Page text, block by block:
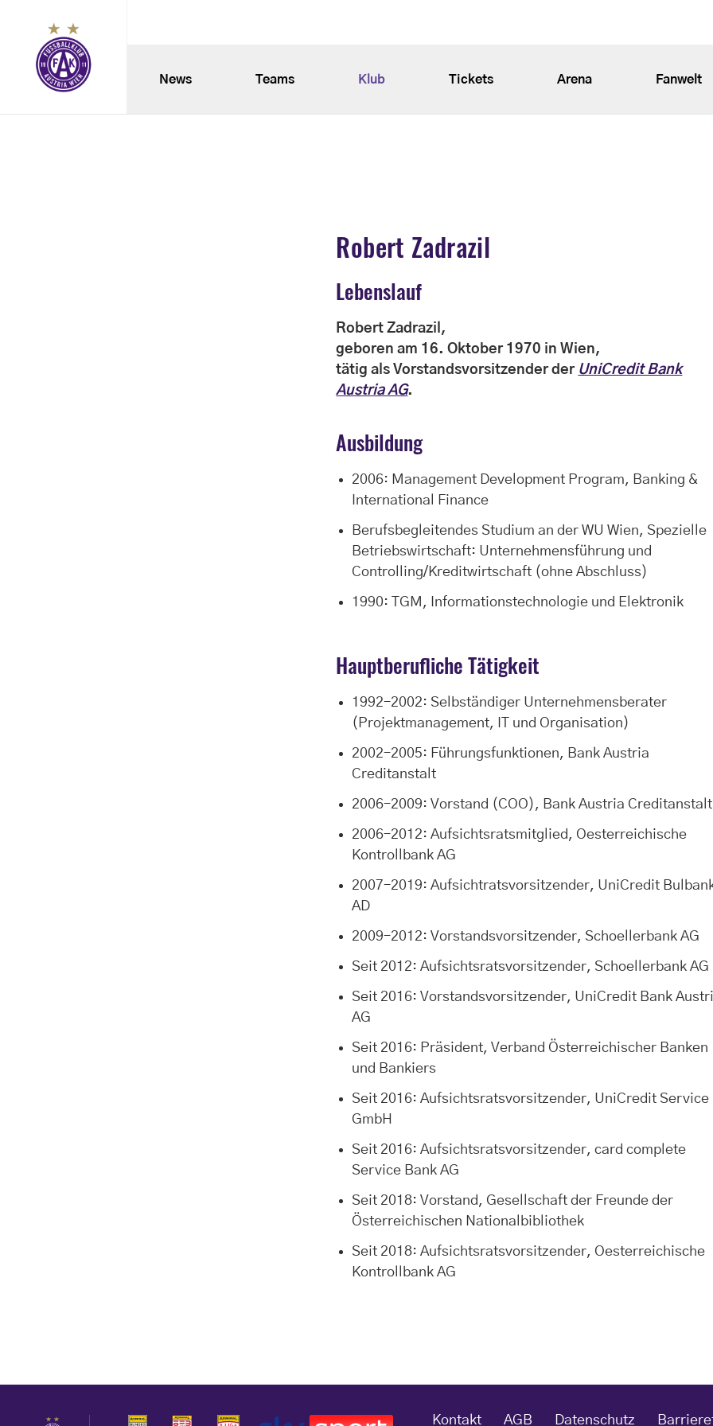
News Teams Klub Tickets Arena Fanwelt
Robert Zadrazil
Lebenslauf
Robert Zadrazil,
geboren am 16. Oktober 1970 in Wien,
tätig als Vorstandsvorsitzender der UniCredit Bank
Austria AG.
Ausbildung
2006: Management Development Program, Banking &
International Finance
Berufsbegleitendes Studium an der WU Wien, Spezielle
Betriebswirtschaft: Unternehmensführung und
Controlling/Kreditwirtschaft (ohne Abschluss)
1990: TGM, Informationstechnologie und Elektronik
Hauptberufliche Tätigkeit
1992–2002: Selbständiger Unternehmensberater
(Projektmanagement, IT und Organisation)
2002–2005: Führungsfunktionen, Bank Austria
Creditanstalt
2006–2009: Vorstand (COO), Bank Austria Creditanstalt
2006–2012: Aufsichtsratsmitglied, Oesterreichische
Kontrollbank AG
2007–2019: Aufsichtratsvorsitzender, UniCredit
AD
2009–2012: Vorstandsvorsitzender, Schoellerbank AG
Seit 2012: Aufsichtsratsvorsitzender, Schoellerbank AG
Seit 2016: Vorstandsvorsitzender, UniCredit Bank
AG
Seit 2016: Präsident, Verband Österreichischer Banken
und Bankiers
Seit 2016: Aufsichtsratsvorsitzender, UniCredit Service
GmbH
Seit 2016: Aufsichtsratsvorsitzender, card complete
Service Bank AG
Seit 2018: Vorstand, Gesellschaft der Freunde der
Österreichischen Nationalbibliothek
Seit 2018: Aufsichtsratsvorsitzender, Oesterreichische
Kontrollbank AG
Kontakt AGB Datenschutz